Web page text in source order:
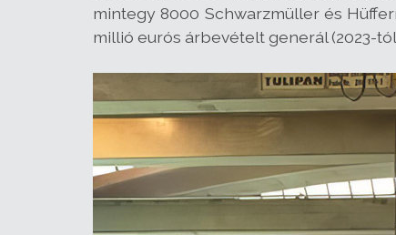
mintegy 8000 Schwarzmüller és
millió eurós árbevételt generál (2023-